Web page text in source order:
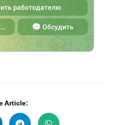
Article: